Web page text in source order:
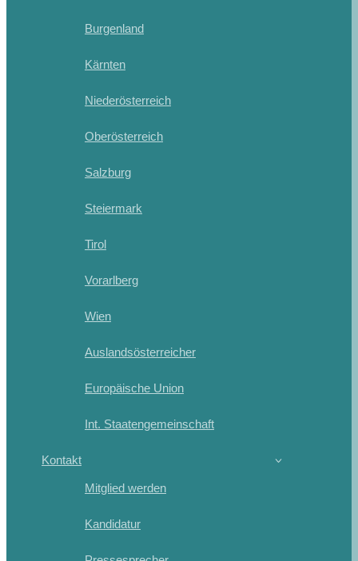
Burgenland
Kärnten
Niederösterreich
Oberösterreich
Salzburg
Steiermark
Tirol
Vorarlberg
Wien
Auslandsösterreicher
Europäische Union
Int. Staatengemeinschaft
Kontakt
Mitglied werden
Kandidatur